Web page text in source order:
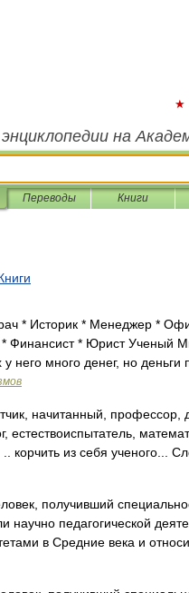
на
Переводы Книги
* Историк * Менеджер *
Финансист * Юрист Ученый
него много денег, но
начитанный, профессор,
естествоиспытатель,
корчить из себя ученого...
получивший
педагогической
в Средние века и